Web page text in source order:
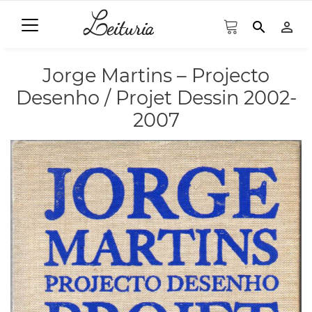
search person_outline
Jorge Martins – Projecto
Desenho / Projet Dessin 2002-
2007